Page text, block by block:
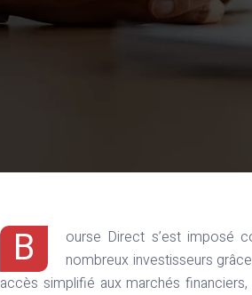
B
ourse Direct s’est imposé
nombreux investisseurs
accès simplifié aux marchés